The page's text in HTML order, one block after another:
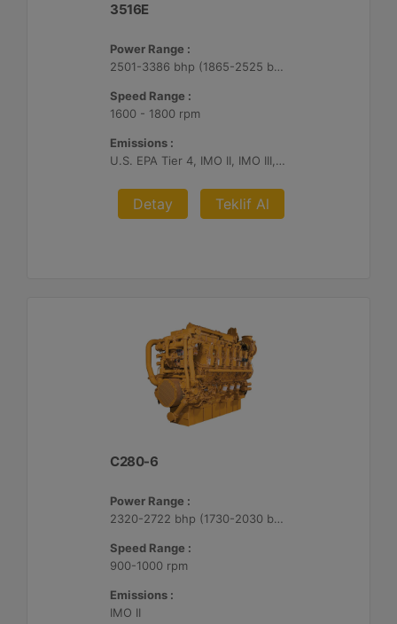
3516E
Power Range :
2501-3386 bhp (1865-2525 bkW)
Speed Range :
1600 - 1800 rpm
Emissions :
U.S. EPA Tier 4, IMO II, IMO III, IMO II/III switchable
Detay Teklif Al
C280-6
Power Range :
2320-2722 bhp (1730-2030 bkW)
Speed Range :
900-1000 rpm
Emissions :
IMO II